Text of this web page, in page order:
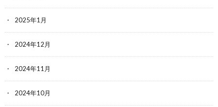
2025年1月
2024年12月
2024年11月
2024年10月